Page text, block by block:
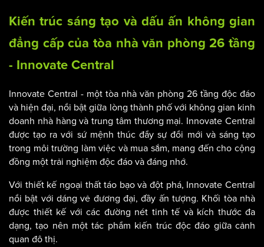
Kiến trúc sáng tạo và dấu ấn không gian
đẳng cấp của tòa nhà văn phòng 26 tầng
- Innovate Central
Innovate Central - một tòa nhà văn phòng 26 tầng độc đáo
và hiện đại, nổi bật giữa lòng thành phố với không gian kinh
doanh nhà hàng và trung tâm thương mại. Innovate Central
được tạo ra với sứ mệnh thúc đẩy sự đổi mới và sáng tạo
trong môi trường làm việc và mua sắm, mang đến cho cộng
đồng một trải nghiệm độc đáo và đáng nhớ.
Với thiết kế ngoại thất táo bạo và đột phá, Innovate Central
nổi bật với dáng vẻ đương đại, đầy ấn tượng. Khối tòa nhà
được thiết kế với các đường nét tinh tế và kích thước đa
dạng, tạo nên một tác phẩm kiến trúc độc đáo giữa cảnh
quan đô thị.